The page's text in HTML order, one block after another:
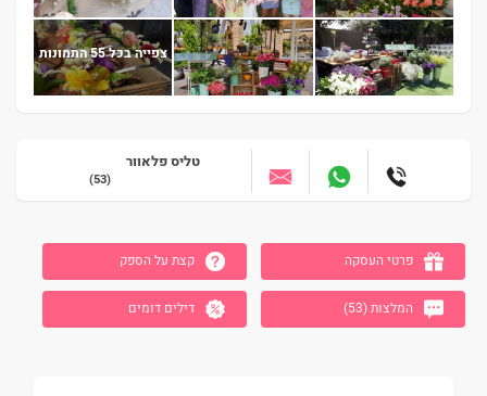
צפייה בכל 55 התמונות
טליס פלאוור
(53)
פרטי העסקה קצת על הספק
המלצות (53) דילים דומים